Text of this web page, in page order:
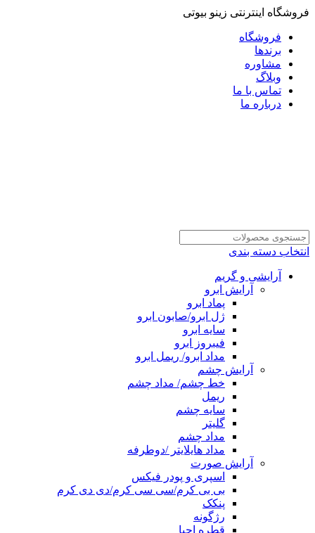
فروشگاه اینترنتی زینو بیوتی
فروشگاه
برندها
مشاوره
وبلاگ
تماس با ما
درباره ما
انتخاب دسته بندی
آرایشی و گریم
آرایش ابرو
پماد ابرو
ژل ابرو/صابون ابرو
سایه ابرو
فیبروز ابرو
مداد ابرو/ ریمل ابرو
آرایش چشم
خط چشم/ مداد چشم
ریمل
سایه چشم
گلیتر
مداد چشم
مداد هایلایتر /دوطرفه
آرایش صورت
اسپری و پودر فیکس
بی بی کرم/سی سی کرم/دی دی کرم
پنکک
رژگونه
قطره احیا